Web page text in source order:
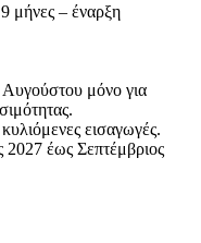
μήνες – έναρξη
Αυγούστου μόνο για
εισαγωγές.
2027 έως Σεπτέμβριος